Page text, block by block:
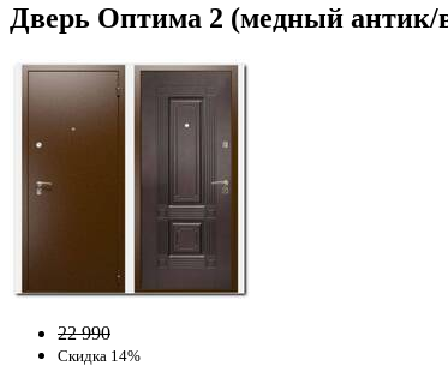
Дверь Оптима 2 (медный антик/
22 990
Скидка 14%